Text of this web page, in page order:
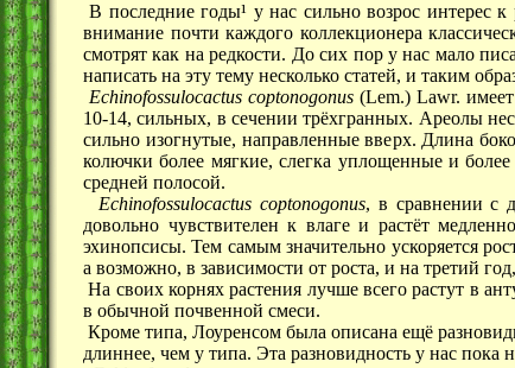
В последние годы¹ у нас сильно возрос интерес
внимание почти каждого коллекционера
смотрят как на редкости. До сих пор у нас мало
написать на эту тему несколько статей, и таким
Echinofossulocactus coptonogonus (Lem.) Lawr.
10-14, сильных, в сечении трëхгранных. Ареолы
сильно изогнутые, направленные вверх. Длина
колючки более мягкие, слегка уплощенные и
средней полосой.
Echinofossulocactus coptonogonus, в сравнении с
довольно чувствителен к влаге и растëт
эхинопсисы. Тем самым значительно ускоряется
а возможно, в зависимости от роста, и на третий
На своих корнях растения лучше всего растут в
в обычной почвенной смеси.
Кроме типа, Лоуренсом была описана ещë
длиннее, чем у типа. Эта разновидность у нас пока